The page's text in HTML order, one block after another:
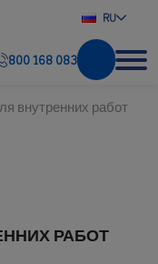
RU
800 168 083
внутренних работ
РАБОТ